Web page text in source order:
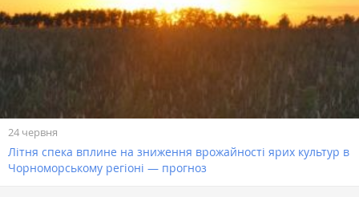
24 червня
Літня спека вплине на зниження врожайності ярих культур в
Чорноморському регіоні — прогноз